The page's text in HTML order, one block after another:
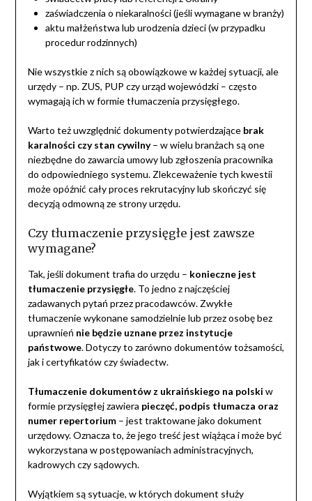
zaświadczenia o niekaralności (jeśli wymagane w branży)
aktu małżeństwa lub urodzenia dzieci (w przypadku
procedur rodzinnych)
Nie wszystkie z nich są obowiązkowe w każdej sytuacji, ale
urzędy – np. ZUS, PUP czy urząd wojewódzki – często
wymagają ich w formie tłumaczenia przysięgłego.
Warto też uwzględnić dokumenty potwierdzające brak
karalności czy stan cywilny– w wielu branżach są one
niezbędne do zawarcia umowy lub zgłoszenia pracownika
do odpowiedniego systemu. Zlekceważenie tych kwestii
może opóźnić cały proces rekrutacyjny lub skończyć się
decyzją odmowną ze strony urzędu.
Czy tłumaczenie przysięgłe jest zawsze
wymagane?
Tak, jeśli dokument trafia do urzędu – konieczne jest
tłumaczenie przysięgłe. To jedno z najczęściej
zadawanych pytań przez pracodawców. Zwykłe
tłumaczenie wykonane samodzielnie lub przez osobę bez
uprawnień nie będzie uznane przez instytucje
państwowe. Dotyczy to zarówno dokumentów tożsamości,
jak i certyfikatów czy świadectw.
Tłumaczenie dokumentów z ukraińskiego na polski w
formie przysięgłej zawiera pieczęć, podpis tłumacza oraz
numer repertorium– jest traktowane jako dokument
urzędowy. Oznacza to, że jego treść jest wiążąca i może być
wykorzystana w postępowaniach administracyjnych,
kadrowych czy sądowych.
Wyjątkiem są sytuacje, w których dokument służy